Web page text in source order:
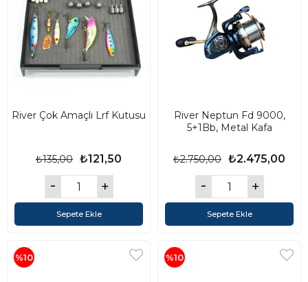
River Çok Amaçlı Lrf Kutusu
₺121,50
₺135,00
Sepete Ekle
River Neptun Fd 9000,
5+1Bb, Metal Kafa
₺2.475,00
₺2.750,00
Sepete Ekle
%10 %10